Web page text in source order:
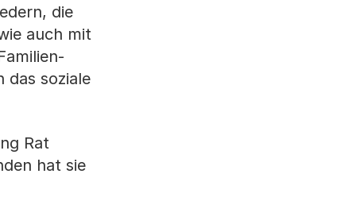
die
auch mit
das soziale
Rat
hat sie